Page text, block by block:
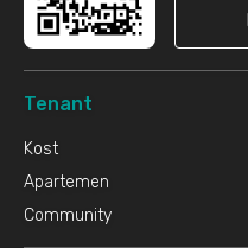
Tenant
Kost
Apartemen
Community